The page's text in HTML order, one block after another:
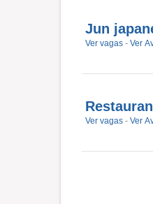
Jun
Ver vagas - Ver
Ver vagas - Ver